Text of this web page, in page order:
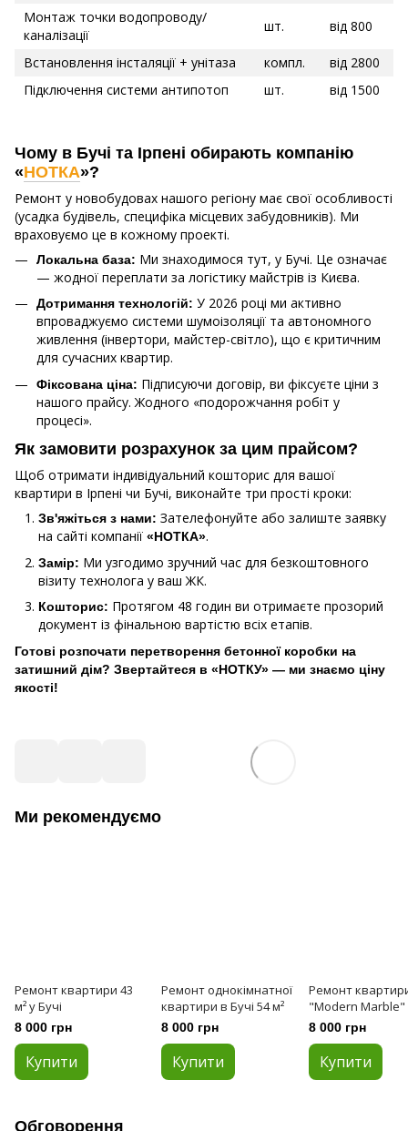
Монтаж точки водопроводу/
каналізації
шт. від 800
Встановлення інсталяції + унітаза компл.
від 2800
Підключення системи антипотоп
шт. від 1500
Чому в Бучі та Ірпені обирають компанію
«НОТКА»?
Ремонт у новобудовах нашого регіону має свої особливості
(усадка будівель, специфіка місцевих забудовників). Ми
враховуємо це в кожному проекті.
Локальна база: Ми знаходимося тут, у Бучі. Це означає
— жодної переплати за логістику майстрів із Києва.
Дотримання технологій: У 2026 році ми активно
впроваджуємо системи шумоізоляції та автономного
живлення (інвертори, майстер-світло), що є критичним
для сучасних квартир.
Фіксована ціна: Підписуючи договір, ви фіксуєте ціни з
нашого прайсу. Жодного «подорожчання робіт у
процесі».
Як замовити розрахунок за цим прайсом?
Щоб отримати індивідуальний кошторис для вашої
квартири в Ірпені чи Бучі, виконайте три прості кроки:
Зв'яжіться з нами: Зателефонуйте або залиште заявку
на сайті компанії «НОТКА».
Замір: Ми узгодимо зручний час для безкоштовного
візиту технолога у ваш ЖК.
Кошторис: Протягом 48 годин ви отримаєте прозорий
документ із фінальною вартістю всіх етапів.
Готові розпочати перетворення бетонної коробки на
затишний дім? Звертайтеся в «НОТКУ» — ми знаємо ціну
якості!
Ми рекомендуємо
Ремонт квартири 43
м² у Бучі
8 000 грн
Купити
Ремонт однокімнатної
квартири в Бучі 54 м²
8 000 грн
Купити
Ремонт
"Modern
Сіті Парк 2, Ірпінь
8 000 грн
Купити
Обговорення